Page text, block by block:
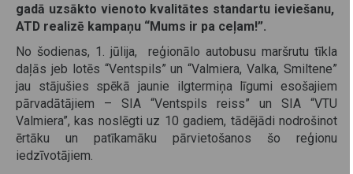
gadā uzsākto vienoto kvalitātes standartu ieviešanu,
ATD realizē kampaņu “Mums ir pa ceļam!”.
No šodienas, 1. jūlija, reģionālo autobusu maršrutu tīkla
daļās jeb lotēs “Ventspils” un “Valmiera, Valka, Smiltene”
jau stājušies spēkā jaunie ilgtermiņa līgumi esošajiem
pārvadātājiem – SIA “Ventspils reiss” un SIA “VTU
Valmiera”, kas noslēgti uz 10 gadiem, tādējādi nodrošinot
ērtāku un patīkamāku pārvietošanos šo reģionu
iedzīvotājiem.